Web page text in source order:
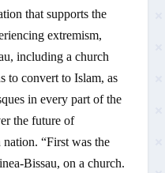
that supports the
extremism,
including a church
to convert to Islam, as
in every part of the
the future of
“First was the
Bissau, on a church.